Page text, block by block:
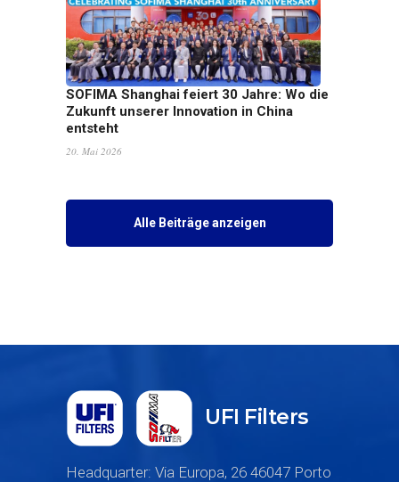
SOFIMA Shanghai feiert 30 Jahre: Wo die
Zukunft unserer Innovation in China
entsteht
20. Mai 2026
Alle Beiträge anzeigen
UFI Filters
Headquarter: Via Europa, 26 46047 Porto